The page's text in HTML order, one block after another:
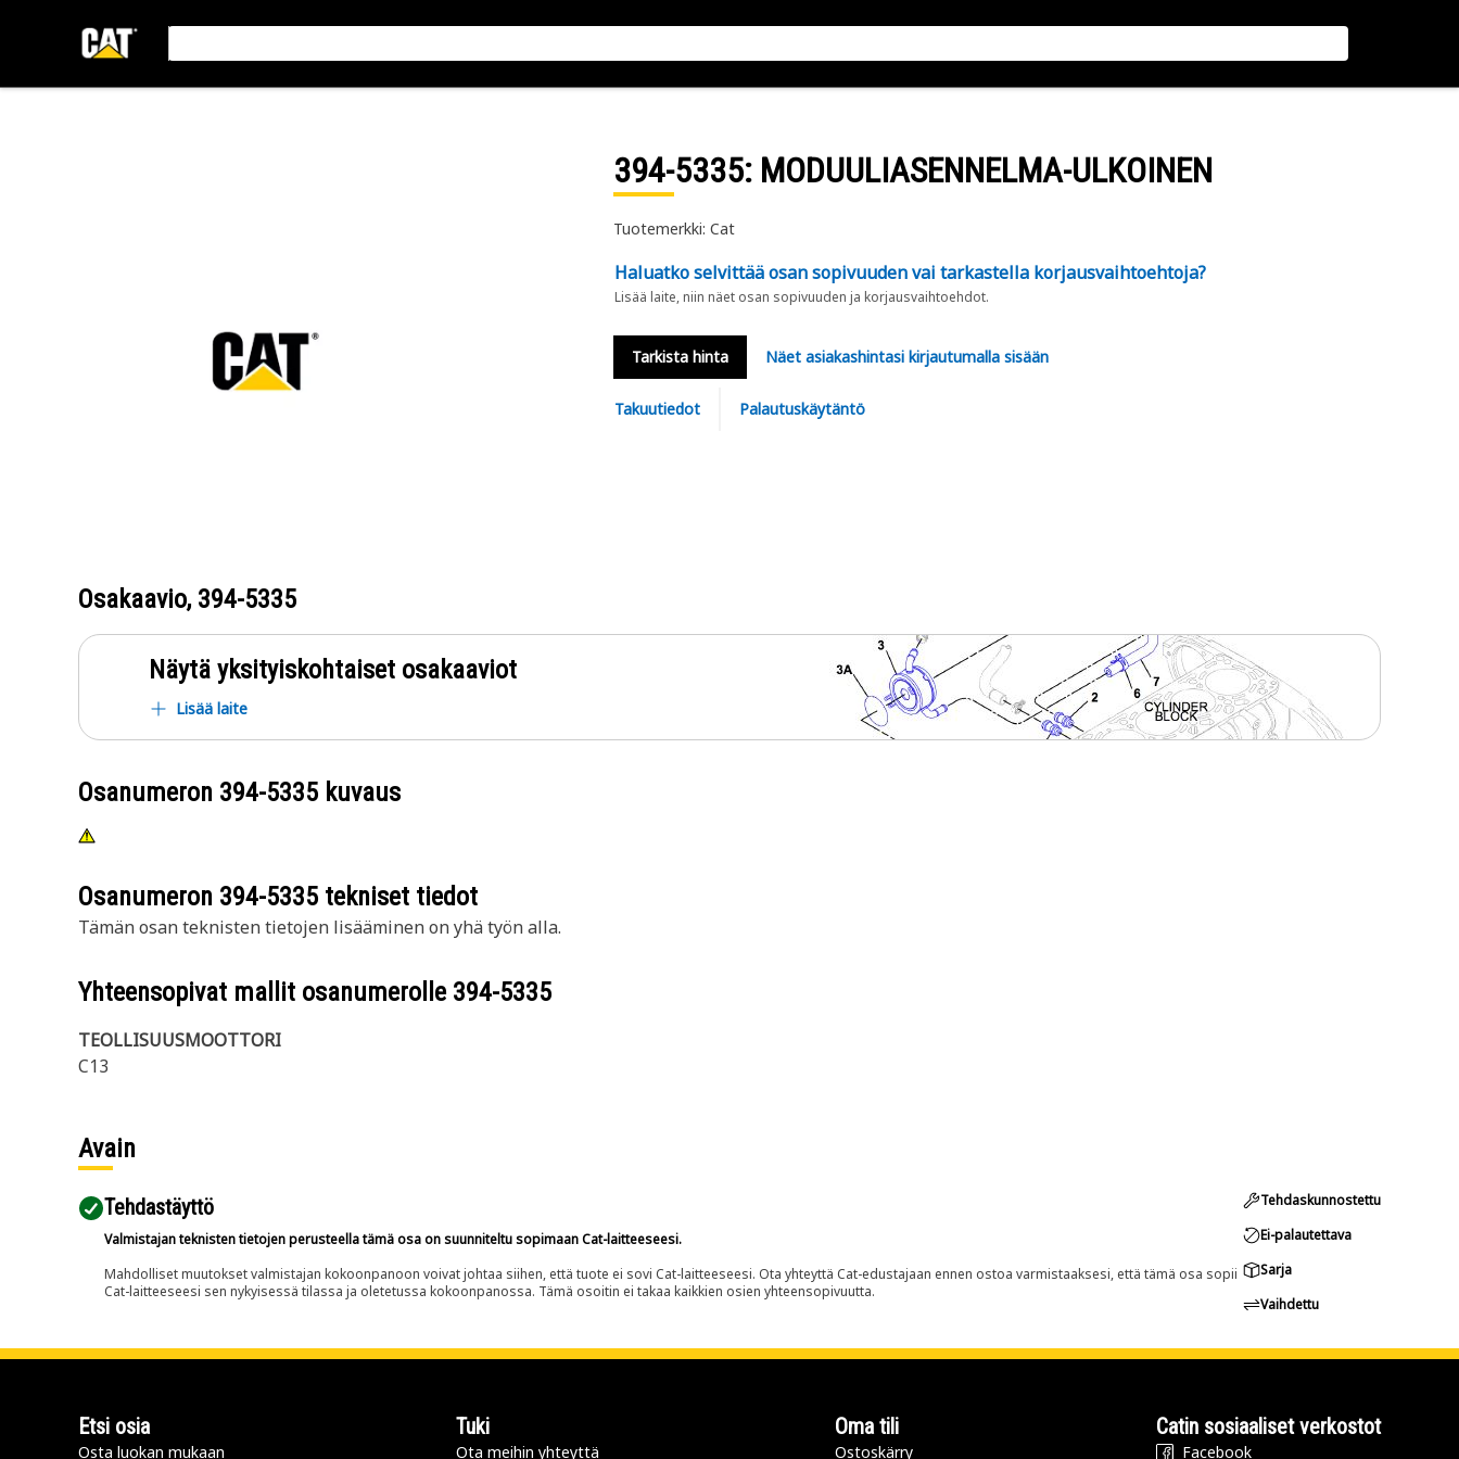
394-5335: MODUULIASENNELMA-ULKOINEN
Tuotemerkki: Cat
Haluatko selvittää osan sopivuuden vai tarkastella korjausvaihtoehtoja?
Lisää laite, niin näet osan sopivuuden ja korjausvaihtoehdot.
Tarkista hinta Näet asiakashintasi kirjautumalla sisään
Takuutiedot Palautuskäytäntö
Osakaavio, 394-5335
Näytä yksityiskohtaiset osakaaviot
Lisää laite
Osanumeron 394-5335 kuvaus
Osanumeron 394-5335 tekniset tiedot
Tämän osan teknisten tietojen lisääminen on yhä työn alla.
Yhteensopivat mallit osanumerolle 394-5335
TEOLLISUUSMOOTTORI
C13
Avain
Tehdastäyttö
Valmistajan teknisten tietojen perusteella tämä osa on suunniteltu sopimaan Cat-laitteeseesi.
Mahdolliset muutokset valmistajan kokoonpanoon voivat johtaa siihen, että tuote ei sovi Cat-laitteeseesi. Ota yhteyttä Cat-edustajaan ennen ostoa varmistaaksesi, että tämä osa sopii
Cat-laitteeseesi sen nykyisessä tilassa ja oletetussa kokoonpanossa. Tämä osoitin ei takaa kaikkien osien yhteensopivuutta.
Tehdaskunnostettu
Ei-palautettava
Sarja
Vaihdettu
Etsi osia
Osta luokan mukaan
Tuki
Ota meihin yhteyttä
Oma tili
Ostoskärry
Catin sosiaaliset verkostot
Facebook